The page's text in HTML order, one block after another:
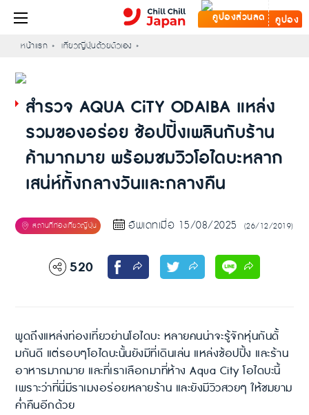
คูปอง
หน้าแรก เที่ยวญี่ปุ่นด้วยตัวเอง
สำรวจ AQUA CiTY ODAIBA แหล่ง
รวมของอร่อย ช้อปปิ้งเพลินกับร้าน
ค้ามากมาย พร้อมชมวิวโอไดบะหลาก
เสน่ห์ทั้งกลางวันและกลางคืน
อัพเดทเมื่อ 15/08/2025 (26/12/2019)
520
พูดถึงแหล่งท่องเที่ยวย่านโอไดบะ หลายคนน่าจะรู้จักหุ่นกันดั้
มกันดี แต่รอบๆโอไดบะนั้นยังมีที่เดินเล่น แหล่งช้อปปิ้ง และร้าน
อาหารมากมาย และที่เราเลือกมาที่ห้าง Aqua City โอไดบะนี้
เพราะว่าที่นี่มีราเมงอร่อยหลายร้าน และยังมีวิวสวยๆ ให้ชมยาม
ค่ำคืนอีกด้วย